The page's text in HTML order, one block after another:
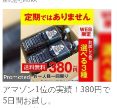
方...
Promoted
アマゾン1位の実績！380円で
5日間お試し。